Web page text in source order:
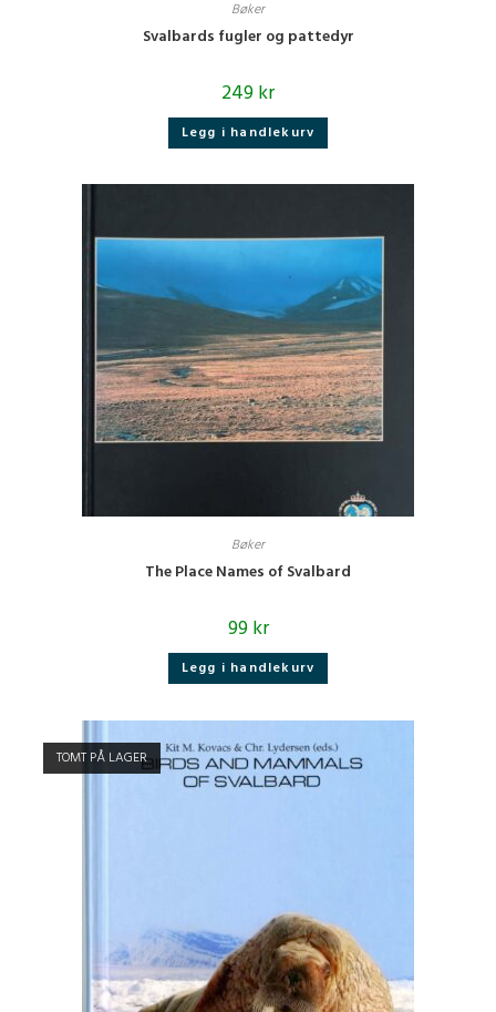
Bøker
Svalbards fugler og pattedyr
249kr
Legg i handlekurv
Bøker
The Place Names of Svalbard
99kr
Legg i handlekurv
TOMT PÅ LAGER